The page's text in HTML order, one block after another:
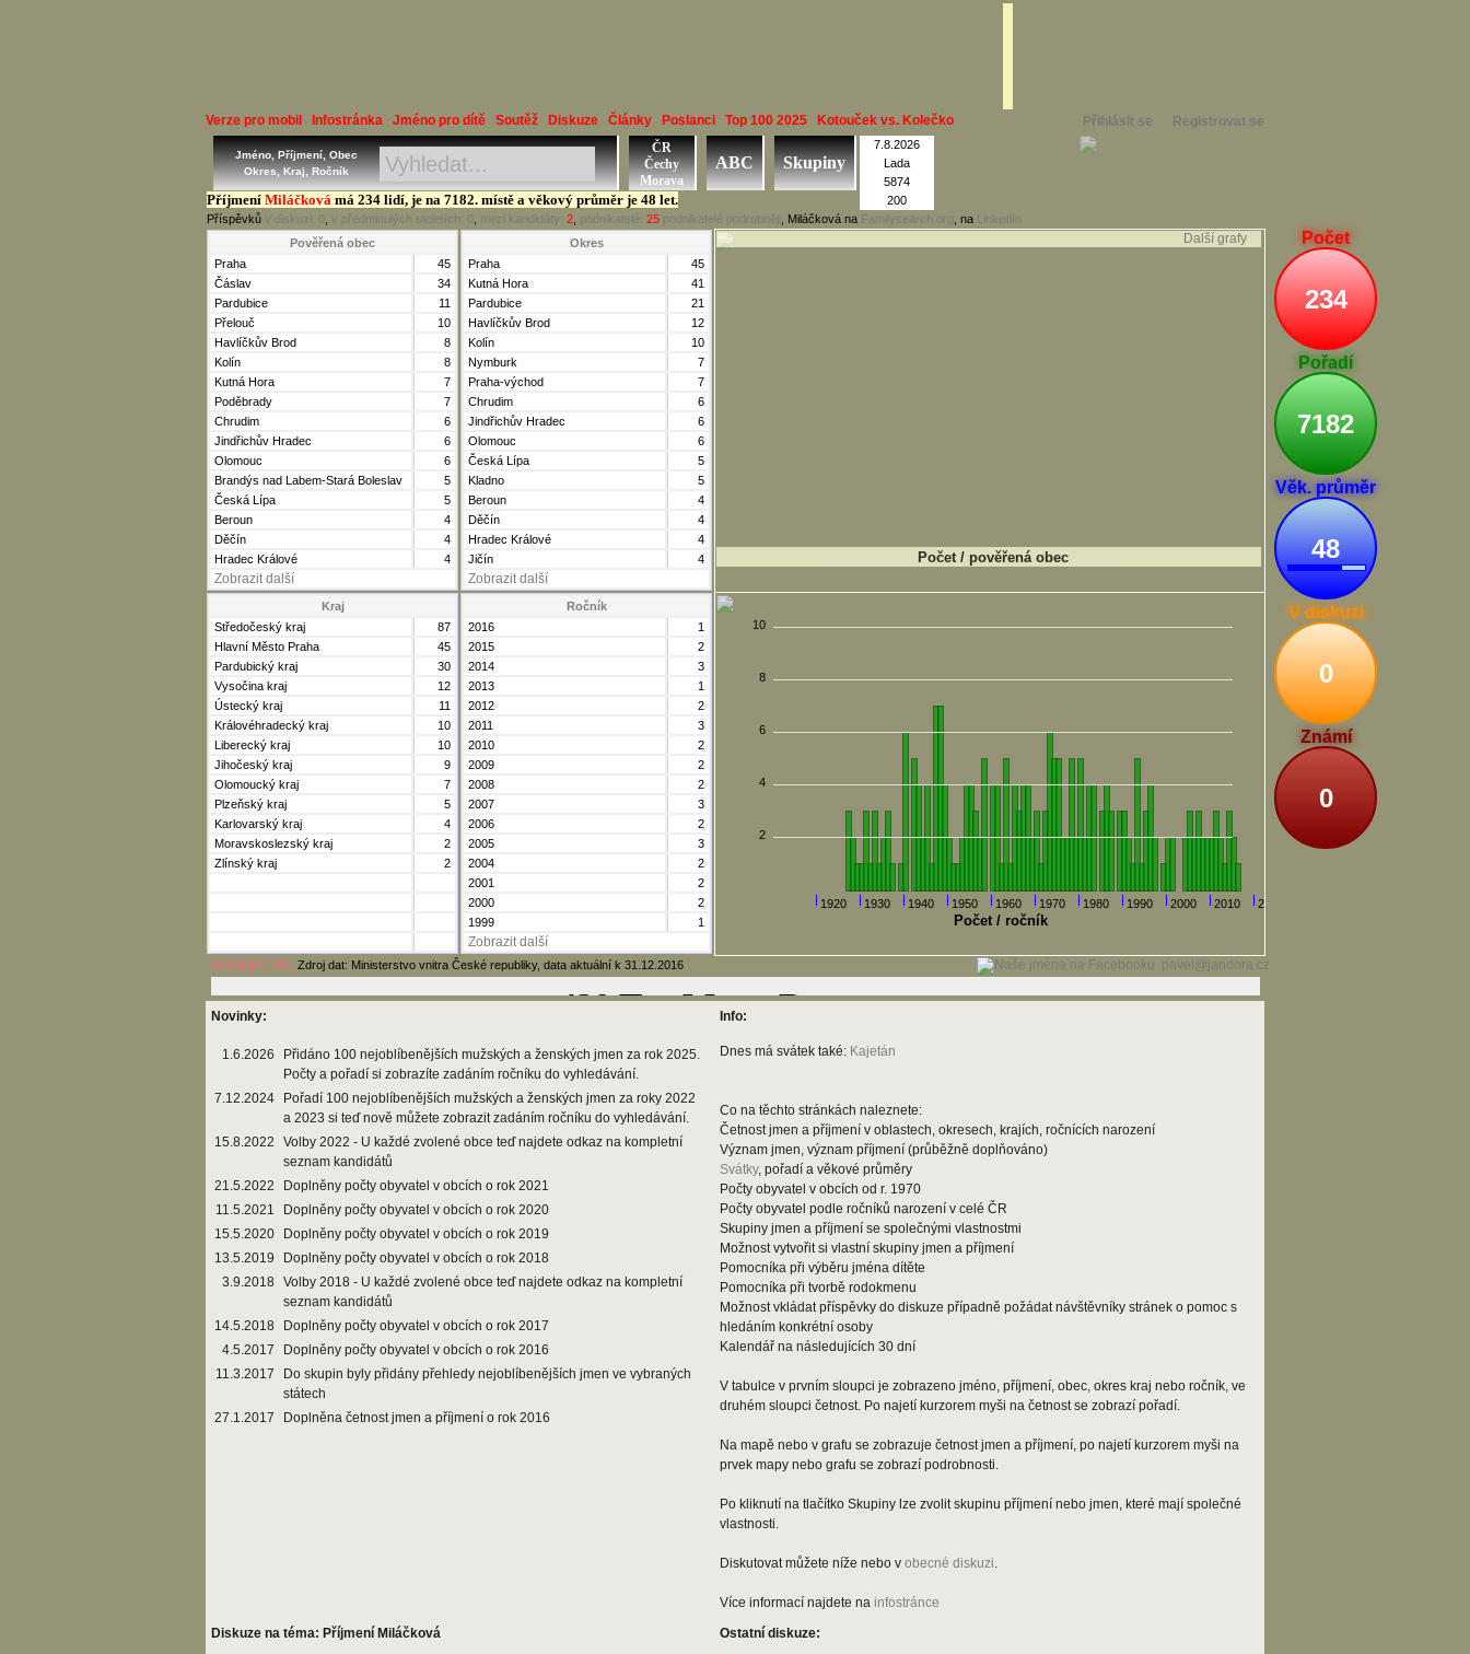
Verze pro mobil Infostránka Jméno pro dítě Soutěž Diskuze Články Poslanci Top 100 2025 Kotouček vs. Kolečko
Další grafy
Přihlásit se Registrovat se
Počet
234
Pořadí
7182
Věk. průměr
48
V diskuzi
0
Známí
0
Příjmení Miláčková má 234 lidí, je na 7182. místě a věkový průměr je 48 let.
Příspěvků v diskuzi: 0 v předminulých stoletích: 0 mezi kandidáty: 2 podnikatelé: 25 podnikatelé podrobněji , Miláčková na Familysearch.org , na LinkedIn
Jméno, Příjmení, Obec
Okres, Kraj, Ročník
ČR
Čechy
Morava
ABC Skupiny
7.8.2026
Lada
5874
200
Pověřená obec
Praha
45
Čáslav
34
Pardubice
11
Přelouč
10
Havlíčkův Brod
8
Kolín
8
Kutná Hora
7
Poděbrady
7
Chrudim
6
Jindřichův Hradec
6
Olomouc
6
Brandýs nad Labem-Stará Boleslav
5
Česká Lípa
5
Beroun
4
Děčín
4
Hradec Králové
4
Zobrazit další
Okres
Praha
45
Kutná Hora
41
Pardubice
21
Havlíčkův Brod
12
Kolín
10
Nymburk
7
Praha-východ
7
Chrudim
6
Jindřichův Hradec
6
Olomouc
6
Česká Lípa
5
Kladno
5
Beroun
4
Děčín
4
Hradec Králové
4
Jičín
4
Zobrazit další
Počet / pověřená obec
Kraj
Středočeský kraj
87
Hlavní Město Praha
45
Pardubický kraj
30
Vysočina kraj
12
Ústecký kraj
11
Královéhradecký kraj
10
Liberecký kraj
10
Jihočeský kraj
9
Olomoucký kraj
7
Plzeňský kraj
5
Karlovarský kraj
4
Moravskoslezský kraj
2
Zlínský kraj
2
Ročník
2016
1
2015
2
2014
3
2013
1
2012
2
2011
3
2010
2
2009
2
2008
2
2007
3
2006
2
2005
3
2004
2
2001
2
2000
2
1999
1
Zobrazit další
1920 1930 1940 1950 1960 1970 1980 1990 2000 2010 2020
2
4
6
8
10
Počet / ročník
Verze pro tisk Zdroj dat: Ministerstvo vnitra České republiky, data aktuální k 31.12.2016 pavel@jandora.cz
Novinky: Info:
1.6.2026
Přidáno 100 nejoblíbenějších mužských a ženských jmen za rok 2025.
Počty a pořadí si zobrazíte zadáním ročníku do vyhledávání.
7.12.2024
Pořadí 100 nejoblíbenějších mužských a ženských jmen za roky 2022
a 2023 si teď nově můžete zobrazit zadáním ročníku do vyhledávání.
15.8.2022
Volby 2022 - U každé zvolené obce teď najdete odkaz na kompletní
seznam kandidátů
21.5.2022
Doplněny počty obyvatel v obcích o rok 2021
11.5.2021
Doplněny počty obyvatel v obcích o rok 2020
15.5.2020
Doplněny počty obyvatel v obcích o rok 2019
13.5.2019
Doplněny počty obyvatel v obcích o rok 2018
3.9.2018 Volby 2018 - U každé zvolené obce teď najdete odkaz na kompletní
seznam kandidátů
14.5.2018
Doplněny počty obyvatel v obcích o rok 2017
4.5.2017
Doplněny počty obyvatel v obcích o rok 2016
11.3.2017
Do skupin byly přidány přehledy nejoblíbenějších jmen ve vybraných
státech
27.1.2017
Doplněna četnost jmen a příjmení o rok 2016
Dnes má svátek také: Kajetán
Co na těchto stránkách naleznete:
Četnost jmen a příjmení v oblastech, okresech, krajích, ročnících narození
Význam jmen, význam příjmení (průběžně doplňováno)
Svátky, pořadí a věkové průměry
Počty obyvatel v obcích od r. 1970
Počty obyvatel podle ročníků narození v celé ČR
Skupiny jmen a příjmení se společnými vlastnostmi
Možnost vytvořit si vlastní skupiny jmen a příjmení
Pomocníka při výběru jména dítěte
Pomocníka při tvorbě rodokmenu
Možnost vkládat příspěvky do diskuze případně požádat návštěvníky stránek o pomoc s
hledáním konkrétní osoby
Kalendář na následujících 30 dní
V tabulce v prvním sloupci je zobrazeno jméno, příjmení, obec, okres kraj nebo ročník, ve
druhém sloupci četnost. Po najetí kurzorem myši na četnost se zobrazí pořadí.
Na mapě nebo v grafu se zobrazuje četnost jmen a příjmení, po najetí kurzorem myši na
prvek mapy nebo grafu se zobrazí podrobnosti.
Po kliknutí na tlačítko Skupiny lze zvolit skupinu příjmení nebo jmen, které mají společné
vlastnosti.
Diskutovat můžete níže nebo v obecné diskuzi.
Více informací najdete na infostránce
Diskuze na téma: Příjmení Miláčková
Ostatní diskuze: